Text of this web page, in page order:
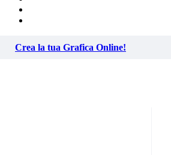
Crea la tua Grafica Online!